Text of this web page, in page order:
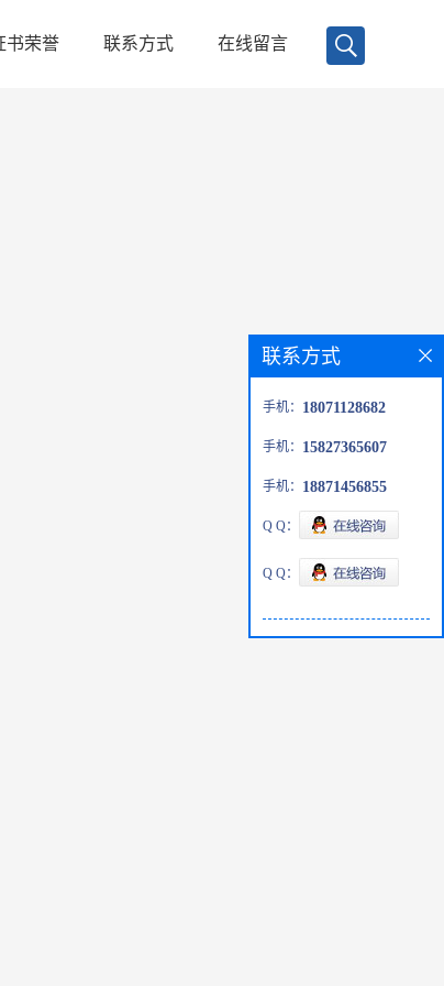
书荣誉 联系方式 在线留言
联系方式
手机： 18071128682
手机： 15827365607
手机： 18871456855
Q Q：
Q Q：